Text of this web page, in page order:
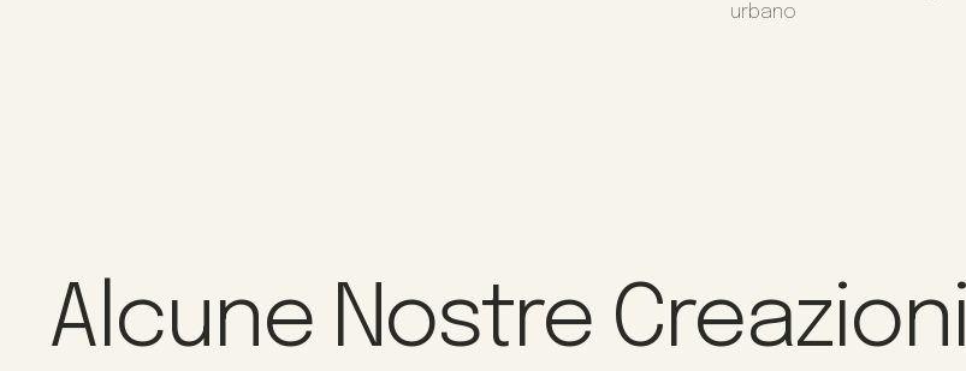
urbano
Alcune Nostre Creazioni